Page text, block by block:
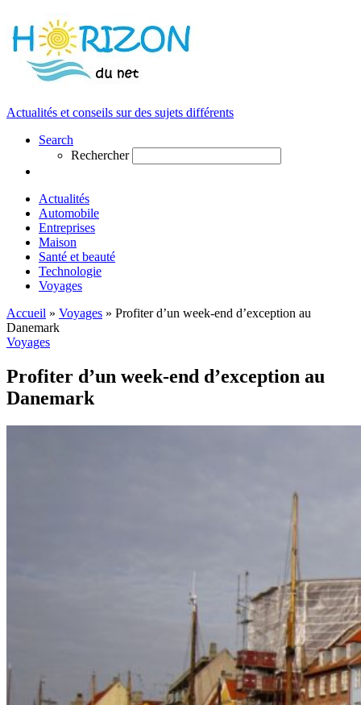
Actualités et conseils sur des sujets différents
Search
Rechercher
Actualités
Automobile
Entreprises
Maison
Santé et beauté
Technologie
Voyages
Accueil » Voyages » Profiter d’un week-end d’exception au
Danemark
Voyages
Profiter d’un week-end d’exception au
Danemark